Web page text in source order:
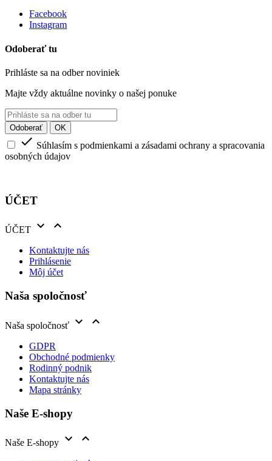
Facebook
Instagram
Odoberať tu
Prihláste sa na odber noviniek
Majte vždy aktuálne novinky o našej ponuke
 Súhlasím s podmienkami a zásadami ochrany a spracovania
osobných údajov
ÚČET
ÚČET  
Kontaktujte nás
Prihlásenie
Môj účet
Naša spoločnosť
Naša spoločnosť  
GDPR
Obchodné podmienky
Rodinný podnik
Kontaktujte nás
Mapa stránky
Naše E-shopy
Naše E-shopy  